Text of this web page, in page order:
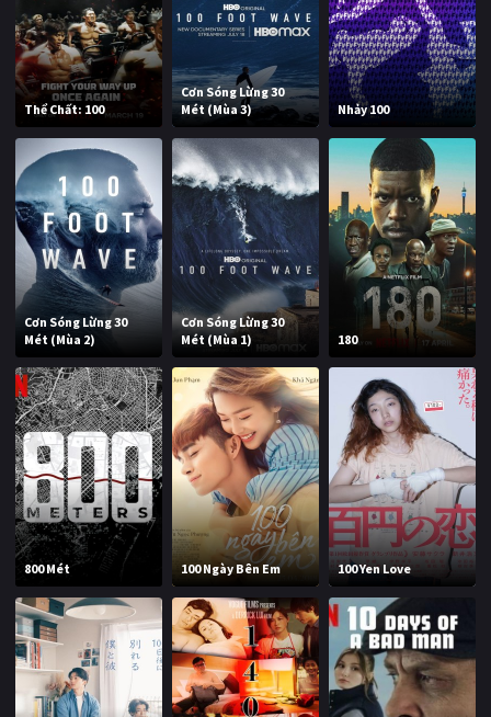
Thể Chất: 100
Cơn Sóng Lừng 30
Mét (Mùa 3)
Nhảy 100
Cơn Sóng Lừng 30
Mét (Mùa 2)
Cơn Sóng Lừng 30
Mét (Mùa 1)
180
800 Mét 100 Ngày Bên Em 100 Yen Love